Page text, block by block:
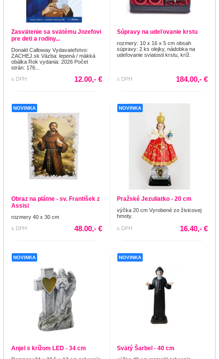
Zasvätenie sa svätému Jozefovi
pre deti a rodiny...
Donald Calloway Vydavateľstvo:
ZACHEJ.sk Väzba: lepená / mäkká
obálka Rok vydania: 2026 Počet
strán: 176...
s DPH
12.00,- €
Súpravy na udeľovanie krstu
rozmery: 10 x 16 x 5 cm obsah
súpravy: 2 ks olejky, nádobka na
udeľovanie sviatosti krstu, kríž.
s DPH 184.00,- €
NOVINKA
Obraz na plátne - sv. František z
Assisi
rozmery 40 x 30 cm
s DPH
48.00,- €
NOVINKA
Pražské Jezuliatko - 20 cm
výčka 20 cm Vyrobené zo živicovej
hmoty.
s DPH 16.40,- €
NOVINKA
Anjel s krížom LED - 34 cm
NOVINKA
Svätý Šarbel - 40 cm